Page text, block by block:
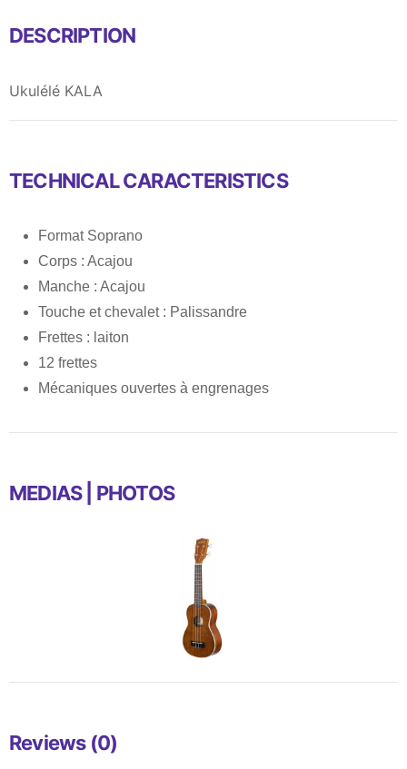
DESCRIPTION
Ukulélé KALA
TECHNICAL CARACTERISTICS
Format Soprano
Corps : Acajou
Manche : Acajou
Touche et chevalet : Palissandre
Frettes : laiton
12 frettes
Mécaniques ouvertes à engrenages
MEDIAS | PHOTOS
Reviews (0)